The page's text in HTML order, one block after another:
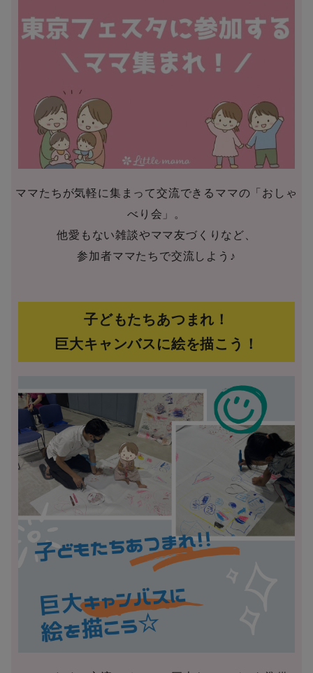
ママたちが気軽に集まって交流できるママの「おしゃ
べり会」。
他愛もない雑談やママ友づくりなど、
参加者ママたちで交流しよう♪
子どもたちあつまれ！
巨大キャンバスに絵を描こう！